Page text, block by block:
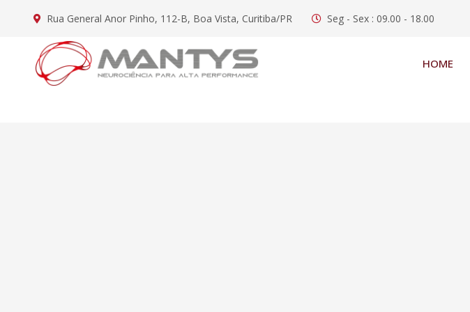
Rua General Anor Pinho, 112-B, Boa Vista, Curitiba/PR Seg - Sex : 09.00 - 18.00
HOME